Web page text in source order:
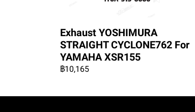
Exhaust YOSHIMURA
STRAIGHT CYCLONE762 For
YAMAHA XSR155
฿10,165